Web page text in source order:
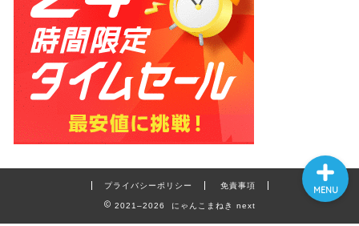
プライバシーポリシー 免責事項
2021–2026 にゃんこまねき next
MENU
ホーム
プロフィール
お問い合わせ